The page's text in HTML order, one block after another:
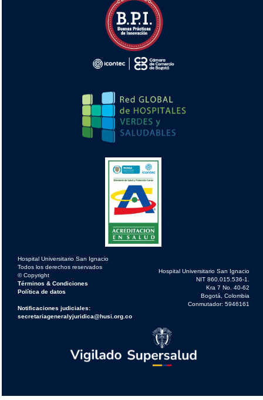
Hospital Universitario San Ignacio
Todos los derechos reservados
© Copyright
Términos & Condiciones
Política de datos
Notificaciones judiciales:
secretariageneralyjuridica@husi.org.co
Hospital Universitario San Ignacio
NIT 860.015.536-1.
Kra 7 No. 40-62
Bogotá, Colombia
Conmutador: 5946161